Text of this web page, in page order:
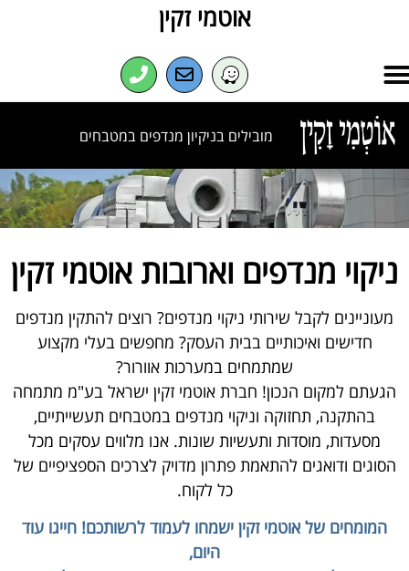
אוטמי זקין
מובילים בניקיון מנדפים במטבחים
ניקוי מנדפים וארובות אוטמי זקין
מעוניינים לקבל שירותי ניקוי מנדפים? רוצים להתקין מנדפים
חדישים ואיכותיים בבית העסק? מחפשים בעלי מקצוע
שמתמחים במערכות אוורור?
הגעתם למקום הנכון! חברת אוטמי זקין ישראל בע"מ מתמחה
בהתקנה, תחזוקה וניקוי מנדפים במטבחים תעשייתיים,
מסעדות, מוסדות ותעשיות שונות. אנו מלווים עסקים מכל
הסוגים ודואגים להתאמת פתרון מדויק לצרכים הספציפיים של
כל לקוח.
המומחים של אוטמי זקין ישמחו לעמוד לרשותכם! חייגו עוד
היום,